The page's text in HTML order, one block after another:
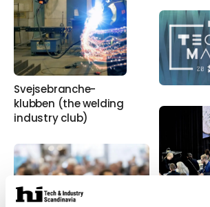
Svejsebranche-
klubben (the welding
industry club)